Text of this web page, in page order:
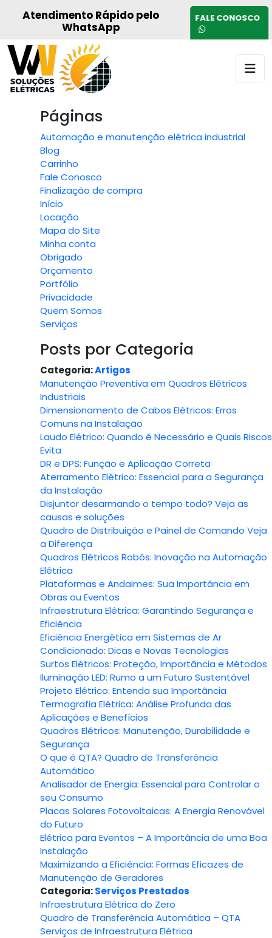
Atendimento Rápido pelo
WhatsApp
FALE CONOSCO
Páginas
Automação e manutenção elétrica industrial
Blog
Carrinho
Fale Conosco
Finalização de compra
Início
Locação
Mapa do Site
Minha conta
Obrigado
Orçamento
Portfólio
Privacidade
Quem Somos
Serviços
Posts por Categoria
Categoria:Artigos
Manutenção Preventiva em Quadros Elétricos
Industriais
Dimensionamento de Cabos Elétricos: Erros
Comuns na Instalação
Laudo Elétrico: Quando é Necessário e Quais Riscos
Evita
DR e DPS: Função e Aplicação Correta
Aterramento Elétrico: Essencial para a Segurança
da Instalação
Disjuntor desarmando o tempo todo? Veja as
causas e soluções
Quadro de Distribuição e Painel de Comando Veja
a Diferença
Quadros Elétricos Robôs: Inovação na Automação
Elétrica
Plataformas e Andaimes: Sua Importância em
Obras ou Eventos
Infraestrutura Elétrica: Garantindo Segurança e
Eficiência
Eficiência Energética em Sistemas de Ar
Condicionado: Dicas e Novas Tecnologias
Surtos Elétricos: Proteção, Importância e Métodos
Iluminação LED: Rumo a um Futuro Sustentável
Projeto Elétrico: Entenda sua Importância
Termografia Elétrica: Análise Profunda das
Aplicações e Benefícios
Quadros Elétricos: Manutenção, Durabilidade e
Segurança
O que é QTA? Quadro de Transferência
Automático
Analisador de Energia: Essencial para Controlar o
seu Consumo
Placas Solares Fotovoltaicas: A Energia Renovável
do Futuro
Elétrica para Eventos – A Importância de uma Boa
Instalação
Maximizando a Eficiência: Formas Eficazes de
Manutenção de Geradores
Categoria:Serviços Prestados
Infraestrutura Elétrica do Zero
Quadro de Transferência Automática – QTA
Serviços de Infraestrutura Elétrica